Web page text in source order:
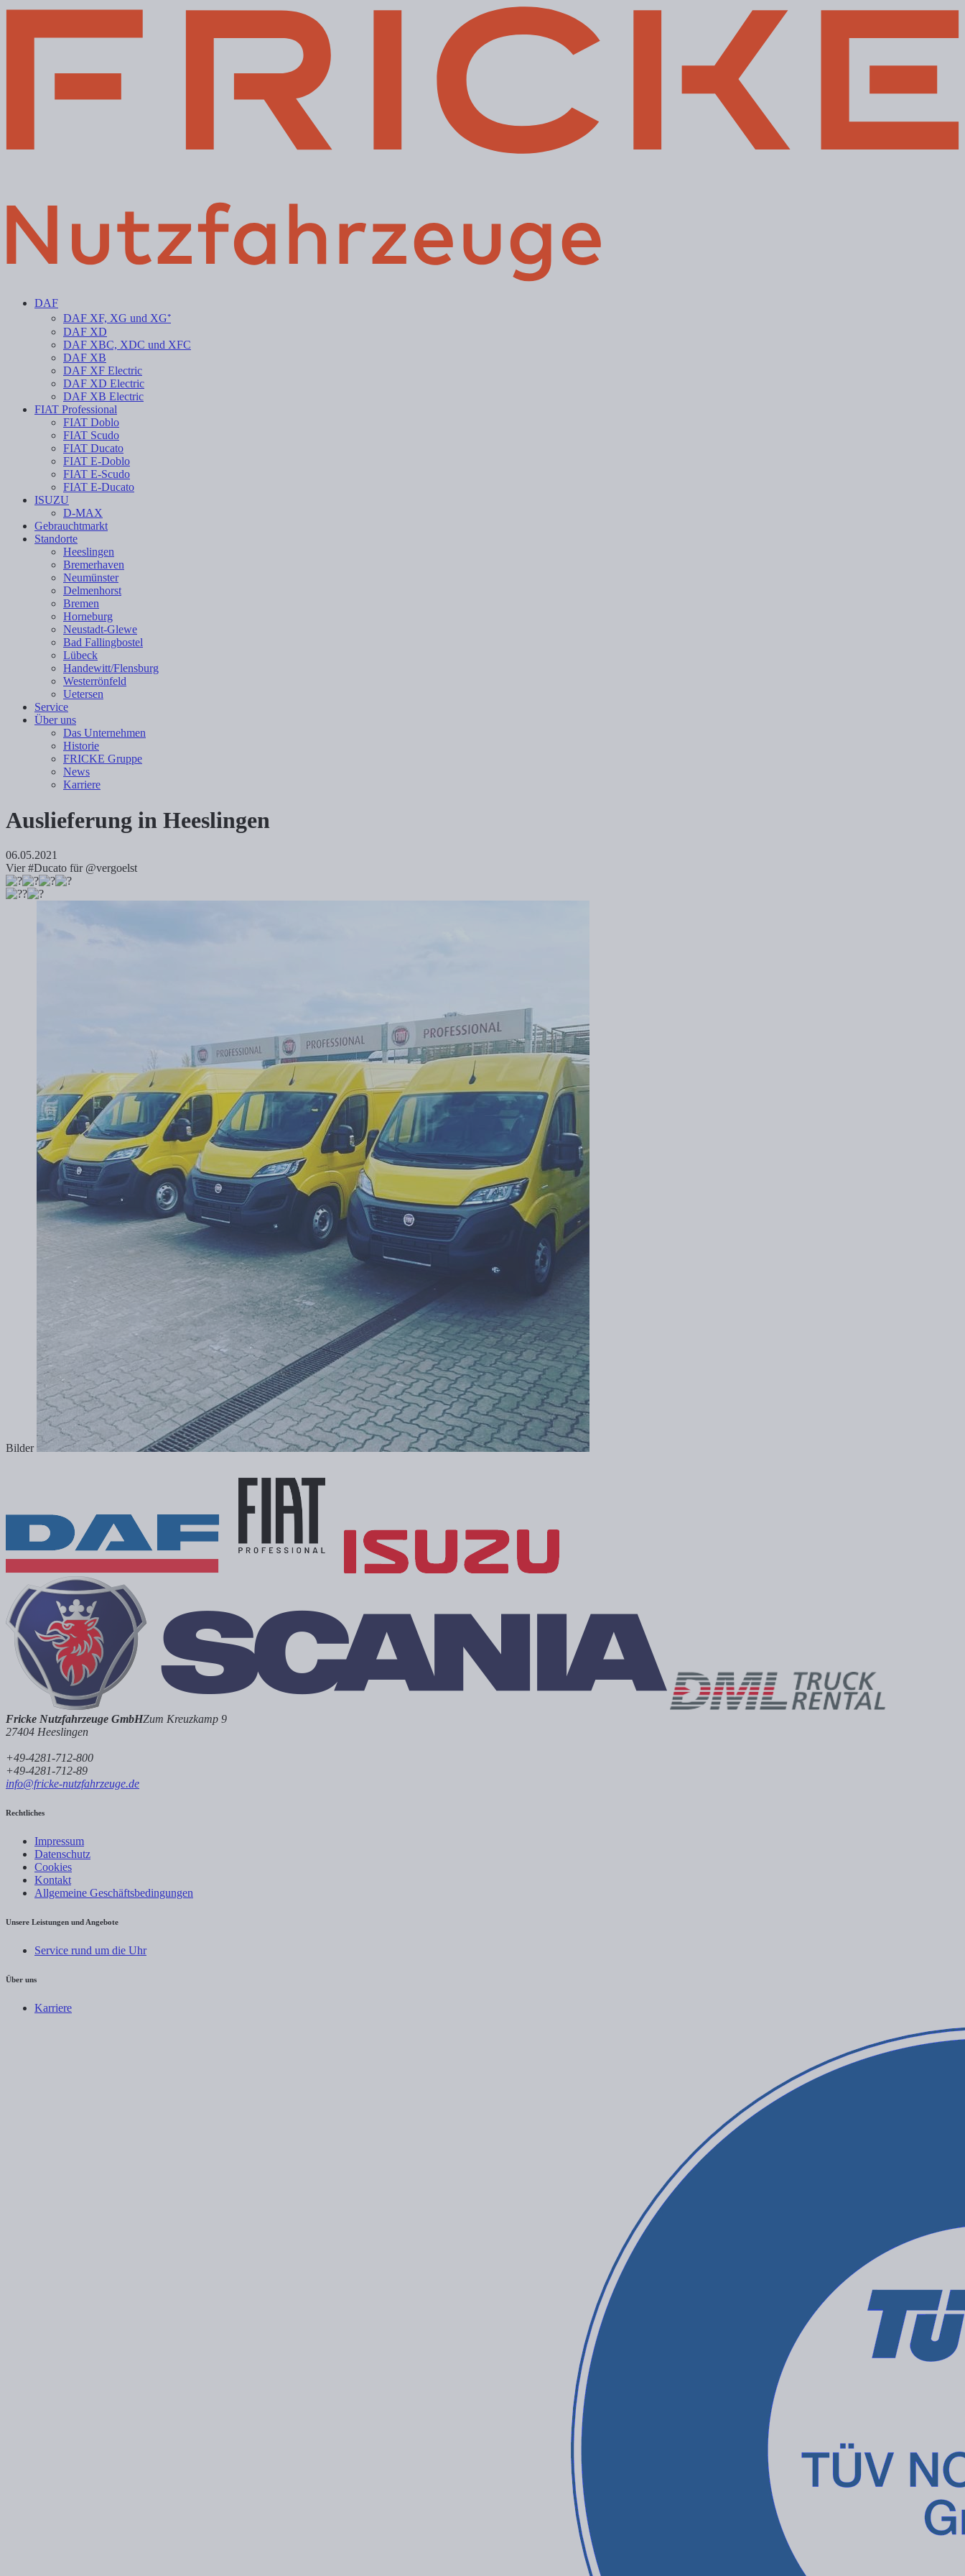
DAF
DAF XF, XG und XG⁺
DAF XD
DAF XBC, XDC und XFC
DAF XB
DAF XF Electric
DAF XD Electric
DAF XB Electric
FIAT Professional
FIAT Doblo
FIAT Scudo
FIAT Ducato
FIAT E-Doblo
FIAT E-Scudo
FIAT E-Ducato
ISUZU
D-MAX
Gebrauchtmarkt
Standorte
Heeslingen
Bremerhaven
Neumünster
Delmenhorst
Bremen
Horneburg
Neustadt-Glewe
Bad Fallingbostel
Lübeck
Handewitt/Flensburg
Westerrönfeld
Uetersen
Service
Über uns
Das Unternehmen
Historie
FRICKE Gruppe
News
Karriere
Auslieferung in Heeslingen
06.05.2021
Vier #Ducato für @vergoelst
Bilder
Fricke Nutzfahrzeuge GmbHZum Kreuzkamp 9
27404 Heeslingen
+49-4281-712-800
+49-4281-712-89
info@fricke-nutzfahrzeuge.de
Rechtliches
Impressum
Datenschutz
Cookies
Kontakt
Allgemeine Geschäftsbedingungen
Unsere Leistungen und Angebote
Service rund um die Uhr
Über uns
Karriere